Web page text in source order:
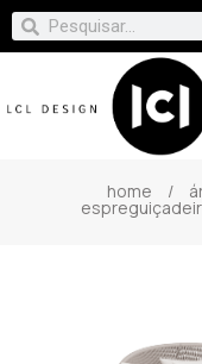
home /